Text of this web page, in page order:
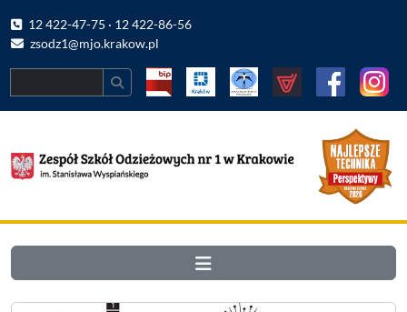
12 422-47-75 · 12 422-86-56
zsodz1@mjo.krakow.pl